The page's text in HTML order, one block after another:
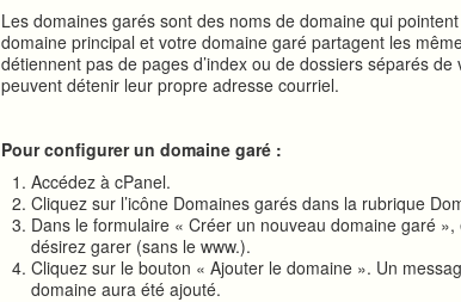
Les domaines garés sont des noms de domaine qui
domaine principal et votre domaine garé partagent les
détiennent pas de pages d’index ou de dossiers séparés
peuvent détenir leur propre adresse courriel.
Pour configurer un domaine garé :
Accédez à cPanel.
Cliquez sur l’icône Domaines garés dans la rubrique
Dans le formulaire « Créer un nouveau domaine garé
désirez garer (sans le www.).
Cliquez sur le bouton « Ajouter le domaine ». Un
domaine aura été ajouté.